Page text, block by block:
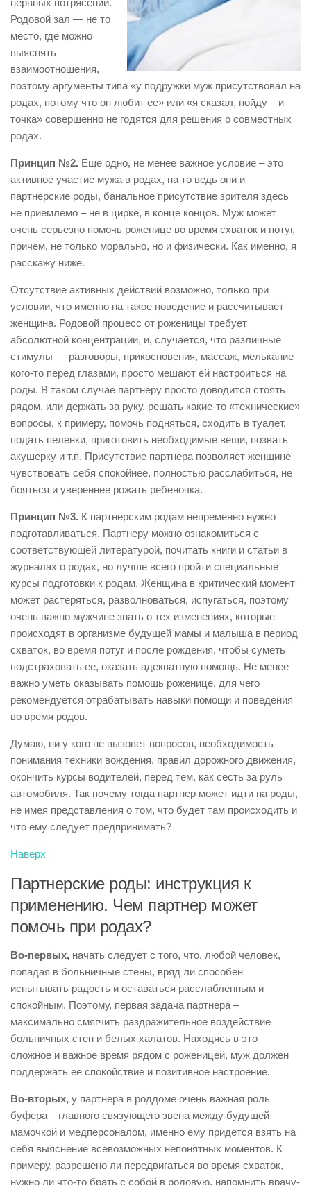
нервных потрясений.
Родовой зал — не то
место, где можно
выяснять
взаимоотношения,
поэтому аргументы типа «у подружки муж присутствовал на
родах, потому что он любит ее» или «я сказал, пойду – и
точка» совершенно не годятся для решения о совместных
родах.
Принцип №2. Еще одно, не менее важное условие – это
активное участие мужа в родах, на то ведь они и
партнерские роды, банальное присутствие зрителя здесь
не приемлемо – не в цирке, в конце концов. Муж может
очень серьезно помочь роженице во время схваток и потуг,
причем, не только морально, но и физически. Как именно, я
расскажу ниже.
Отсутствие активных действий возможно, только при
условии, что именно на такое поведение и рассчитывает
женщина. Родовой процесс от роженицы требует
абсолютной концентрации, и, случается, что различные
стимулы — разговоры, прикосновения, массаж, мелькание
кого-то перед глазами, просто мешают ей настроиться на
роды. В таком случае партнеру просто доводится стоять
рядом, или держать за руку, решать какие-то «технические»
вопросы, к примеру, помочь подняться, сходить в туалет,
подать пеленки, приготовить необходимые вещи, позвать
акушерку и т.п. Присутствие партнера позволяет женщине
чувствовать себя спокойнее, полностью расслабиться, не
бояться и увереннее рожать ребеночка.
Принцип №3. К партнерским родам непременно нужно
подготавливаться. Партнеру можно ознакомиться с
соответствующей литературой, почитать книги и статьи в
журналах о родах, но лучше всего пройти специальные
курсы подготовки к родам. Женщина в критический момент
может растеряться, разволноваться, испугаться, поэтому
очень важно мужчине знать о тех изменениях, которые
происходят в организме будущей мамы и малыша в период
схваток, во время потуг и после рождения, чтобы суметь
подстраховать ее, оказать адекватную помощь. Не менее
важно уметь оказывать помощь роженице, для чего
рекомендуется отрабатывать навыки помощи и поведения
во время родов.
Думаю, ни у кого не вызовет вопросов, необходимость
понимания техники вождения, правил дорожного движения,
окончить курсы водителей, перед тем, как сесть за руль
автомобиля. Так почему тогда партнер может идти на роды,
не имея представления о том, что будет там происходить и
что ему следует предпринимать?
Наверх
Партнерские роды: инструкция к
применению. Чем партнер может
помочь при родах?
Во-первых, начать следует с того, что, любой человек,
попадая в больничные стены, вряд ли способен
испытывать радость и оставаться расслабленным и
спокойным. Поэтому, первая задача партнера –
максимально смягчить раздражительное воздействие
больничных стен и белых халатов. Находясь в это
сложное и важное время рядом с роженицей, муж должен
поддержать ее спокойствие и позитивное настроение.
Во-вторых, у партнера в роддоме очень важная роль
буфера – главного связующего звена между будущей
мамочкой и медперсоналом, именно ему придется взять на
себя выяснение всевозможных непонятных моментов. К
примеру, разрешено ли передвигаться во время схваток,
нужно ли что-то брать с собой в родовую, напомнить врачу-